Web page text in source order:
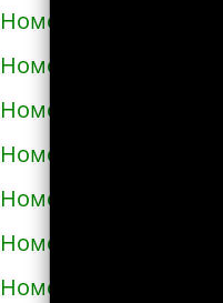
Номера телефонов
Номера телефонов
Номера телефонов
Номера телефонов
Номера телефонов
Номера телефонов
Номера телефонов